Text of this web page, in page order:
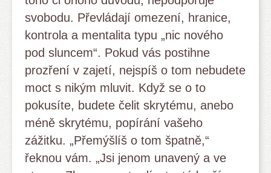
svobodu. Převládají omezení, hranice,
kontrola a mentalita typu „nic nového
pod sluncem“. Pokud vás postihne
prozření v zajetí, nejspíš o tom nebudete
moct s nikým mluvit. Když se o to
pokusíte, budete čelit skrytému, anebo
méně skrytému, popírání vašeho
zážitku. „Přemýšlíš o tom špatně,“
řeknou vám. „Jsi jenom unavený a ve